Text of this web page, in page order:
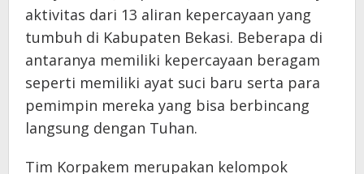
aktivitas dari 13 aliran kepercayaan yang
tumbuh di Kabupaten Bekasi. Beberapa di
antaranya memiliki kepercayaan beragam
seperti memiliki ayat suci baru serta para
pemimpin mereka yang bisa berbincang
langsung dengan Tuhan.
Tim Korpakem merupakan kelompok